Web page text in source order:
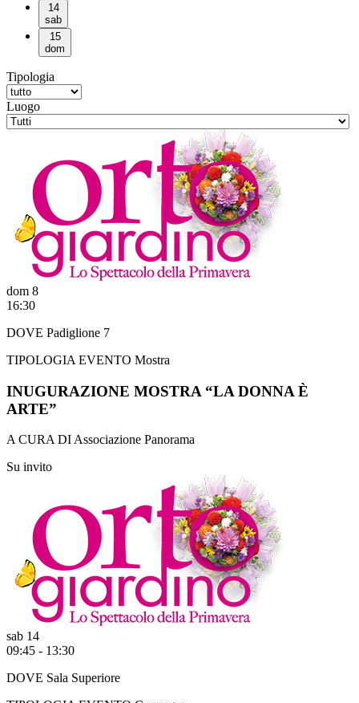
14
sab
15
dom
Tipologia
Luogo
dom 8
16:30
DOVE Padiglione 7
TIPOLOGIA EVENTO Mostra
INUGURAZIONE MOSTRA “LA DONNA È
ARTE”
A CURA DIAssociazione Panorama
Su invito
sab 14
09:45 - 13:30
DOVE Sala Superiore